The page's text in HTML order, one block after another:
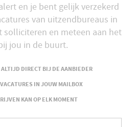
en je bent gelijk verzekerd
van uitzendbureaus in
solliciteren en meteen aan het
jou in de buurt.
DIRECT BIJ DE AANBIEDER
IN JOUW MAILBOX
KAN OP ELK MOMENT